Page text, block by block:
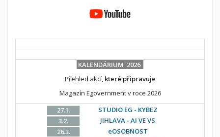
KALENDÁRIUM 2026
Přehled akcí, které připravuje
Magazín Egovernment v roce 2026
27.1.
STUDIO EG - KYBEZ
3.2.
JIHLAVA - AI VE VS
26.3.
eOSOBNOST